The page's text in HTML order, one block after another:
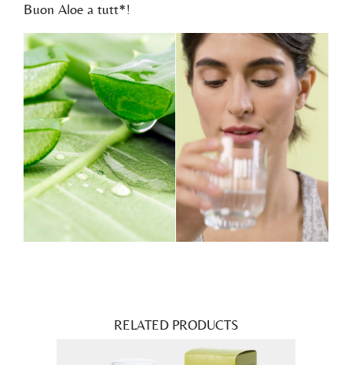
Buon Aloe a tutt*!
RELATED PRODUCTS